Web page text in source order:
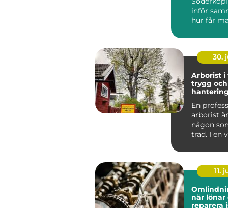
inför
hur får
året ru...
30.
Arborist i
trygg
En
arborist
någon
träd. I en
11.
när
reparera